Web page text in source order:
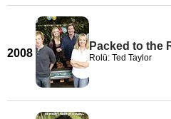
2008
Packed to the
Rolü: Ted Taylor